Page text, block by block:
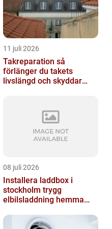
11 juli 2026
Takreparation så
förlänger du takets
livslängd och skyddar
08 juli 2026
Installera laddbox i
stockholm trygg
elbilsladdning hemma